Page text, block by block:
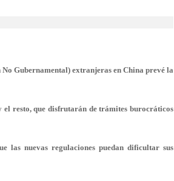
Gubernamental) extranjeras en China prevé la
resto, que disfrutarán de trámites burocráticos
las nuevas regulaciones puedan dificultar sus